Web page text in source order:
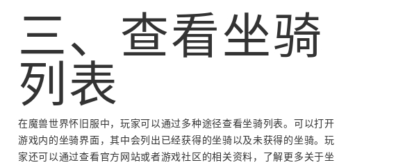
三、查看坐骑
列表
在魔兽世界怀旧服中，玩家可以通过多种途径查看坐骑列表。可以打开
游戏内的坐骑界面，其中会列出已经获得的坐骑以及未获得的坐骑。玩
家还可以通过查看官方网站或者游戏社区的相关资料，了解更多关于坐